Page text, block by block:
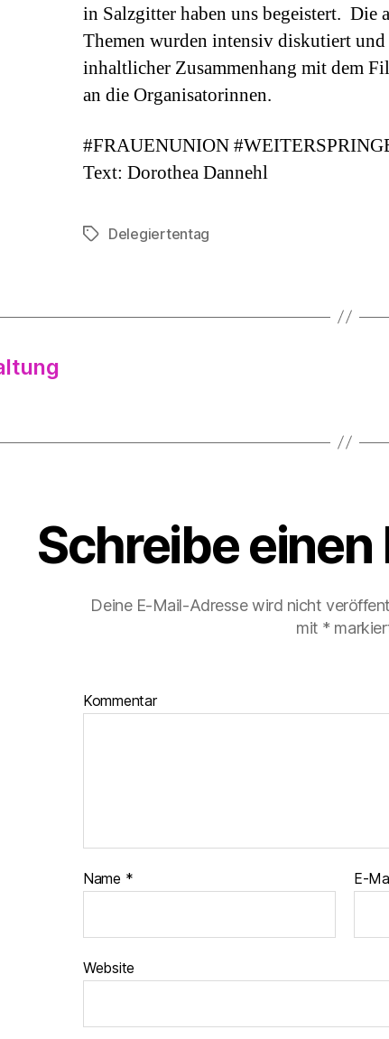
in Salzgitter haben uns begeistert. Die
Themen wurden intensiv diskutiert
inhaltlicher Zusammenhang mit dem
an die Organisatorinnen.
#FRAUENUNION
Text: Dorothea Dannehl
Schlagwörter
Delegiertentag
Schreibe
Deine E-Mail-Adresse wird nicht
mit *
Kommentar
Name * E-
Website